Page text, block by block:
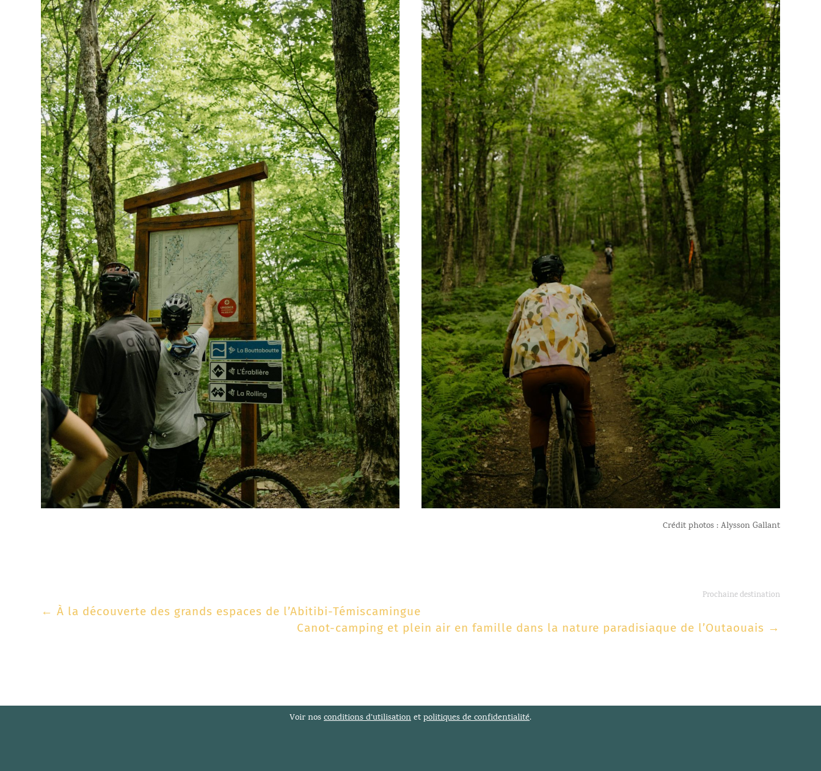
Crédit photos : Alysson Gallant
Prochaine destination
←À la découverte des grands espaces de l’Abitibi-Témiscamingue
Canot-camping et plein air en famille dans la nature paradisiaque de l’Outaouais →
Voir nosconditions d’utilisationetpolitiques de confidentialité.